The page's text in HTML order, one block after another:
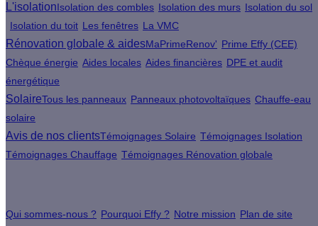
L'isolationIsolation des combles Isolation des murs Isolation du sol
Isolation du toit Les fenêtres La VMC
Rénovation globale & aidesMaPrimeRenov' Prime Effy (CEE)
Chèque énergie Aides locales Aides financières DPE et audit
énergétique
SolaireTous les panneaux Panneaux photovoltaïques Chauffe-eau
solaire
Avis de nos clientsTémoignages Solaire Témoignages Isolation
Témoignages Chauffage Témoignages Rénovation globale
Qui sommes-nous ? Pourquoi Effy ? Notre mission Plan de site